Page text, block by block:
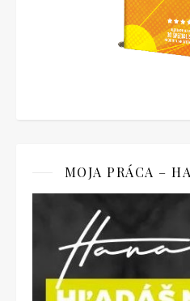
MOJA PRÁCA –